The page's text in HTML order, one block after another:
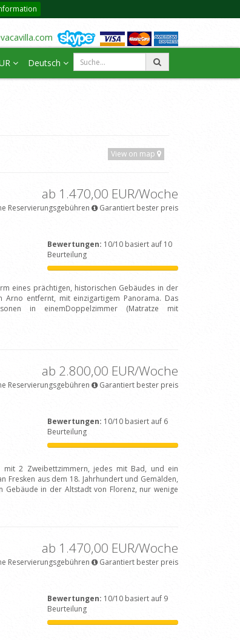
Deutsch
View on map
ab 1.470,00 EUR/Woche
Reservierungsgebühren
Garantiert bester preis
Bewertungen: 10/10 basiert auf 10
Beurteilung
eines prächtigen, historischen Gebäudes in der
entfernt, mit einzigartigem Panorama. Das
in einemDoppelzimmer (Matratze mit
ab 2.800,00 EUR/Woche
Reservierungsgebühren
Garantiert bester preis
Bewertungen: 10/10 basiert auf 6
Beurteilung
mit 2 Zweibettzimmern, jedes mit Bad, und ein
Fresken aus dem 18. Jahrhundert und Gemälden,
Gebäude in der Altstadt von Florenz, nur wenige
ab 1.470,00 EUR/Woche
Reservierungsgebühren
Garantiert bester preis
Bewertungen: 10/10 basiert auf 9
Beurteilung